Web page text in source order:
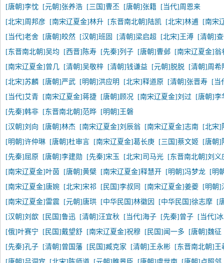
[唐朝]李忱
[元朝]张养浩 [三国]曹丕 [唐朝]张籍
[当代]周恩来
[北宋]周邦彦
[南宋辽夏金]林升 [东晋南北朝]陆凯 [北宋]林逋
[南宋
[当代]老舍
[唐朝]皎然 [汉朝]班固 [清朝]梁启超 [北宋]王溥
[清朝]
[东晋南北朝]吴均
[西晋]陈寿 [先秦]列子 [唐朝]曹邺
[南宋辽夏金]翁
[南宋辽夏金]曾几
[清朝]吴敬梓 [清朝]钱谦益 [元朝]脱脱
[清朝]周希
[北宋]苏麟
[唐朝]严武 [明朝]洪应明 [北宋]释道原 [清朝]张晋寿
[当
[当代]艾青
[南宋辽夏金]蒋捷 [唐朝]顾况 [南宋辽夏金]刘过
[唐朝]李
[先秦]韩非
[东晋南北朝]范晔
[明朝]王磐
[汉朝]刘向
[唐朝]林杰 [南宋辽夏金]刘辰翁 [南宋辽夏金]志南
[北宋]
[明朝]许仲琳
[唐朝]杜审言 [南宋辽夏金]葛长庚 [三国]蔡文姬
[唐朝]
[先秦]屈原
[唐朝]李建勋 [先秦]宋玉 [北宋]司马光
[东晋南北朝]刘义
[南宋辽夏金]叶茵
[唐朝]黄檗 [南宋辽夏金]释慧开 [明朝]冯梦龙
[明
[南宋辽夏金]唐婉
[北宋]宋祁 [民国]李叔同 [南宋辽夏金]姜夔
[明朝]
[南宋辽夏金]雷震
[元朝]唐珙 [中华民国]林徽因 [中华民国]徐志摩
[
[汉朝]刘歆
[民国]鲁迅 [清朝]汪宜秋 [当代]海子 [先秦]曾子
[当代]
[俄]叶赛宁
[民国]戴望舒 [南宋辽夏金]祝穆 [民国]闻一多
[唐朝]魏征
[先秦]孔子
[清朝]曾国藩 [民国]臧克家 [清朝]王永彬
[东晋南北朝]王